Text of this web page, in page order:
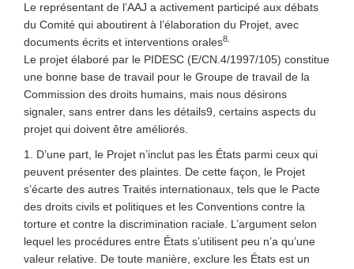
Le représentant de l’AAJ a activement participé aux débats
du Comité qui aboutirent à l’élaboration du Projet, avec
documents écrits et interventions orales8.
Le projet élaboré par le PIDESC (E/CN.4/1997/105) constitue
une bonne base de travail pour le Groupe de travail de la
Commission des droits humains, mais nous désirons
signaler, sans entrer dans les détails9, certains aspects du
projet qui doivent être améliorés.
1. D’une part, le Projet n’inclut pas les États parmi ceux qui
peuvent présenter des plaintes. De cette façon, le Projet
s’écarte des autres Traités internationaux, tels que le Pacte
des droits civils et politiques et les Conventions contre la
torture et contre la discrimination raciale. L’argument selon
lequel les procédures entre États s’utilisent peu n’a qu’une
valeur relative. De toute manière, exclure les États est un